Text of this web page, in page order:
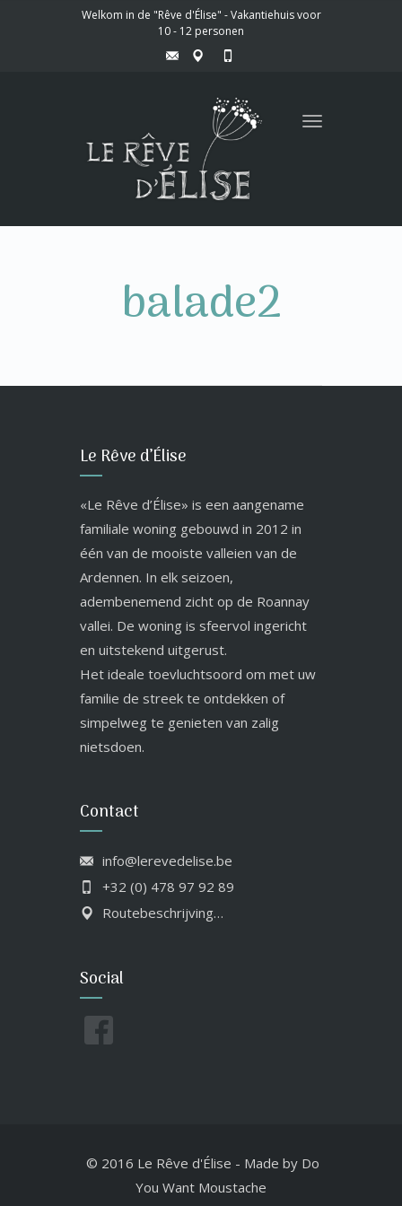
Welkom in de "Rêve d'Élise" - Vakantiehuis voor
10 - 12 personen
Toggle
balade2
Le Rêve d’Élise
«Le Rêve d’Élise» is een aangename
familiale woning gebouwd in 2012 in
één van de mooiste valleien van de
Ardennen. In elk seizoen,
adembenemend zicht op de Roannay
vallei. De woning is sfeervol ingericht
en uitstekend uitgerust.
Het ideale toevluchtsoord om met uw
familie de streek te ontdekken of
simpelweg te genieten van zalig
nietsdoen.
Contact
info@lerevedelise.be
+32 (0) 478 97 92 89
Routebeschrijving…
Social
© 2016 Le Rêve d'Élise - Made by Do
You Want Moustache